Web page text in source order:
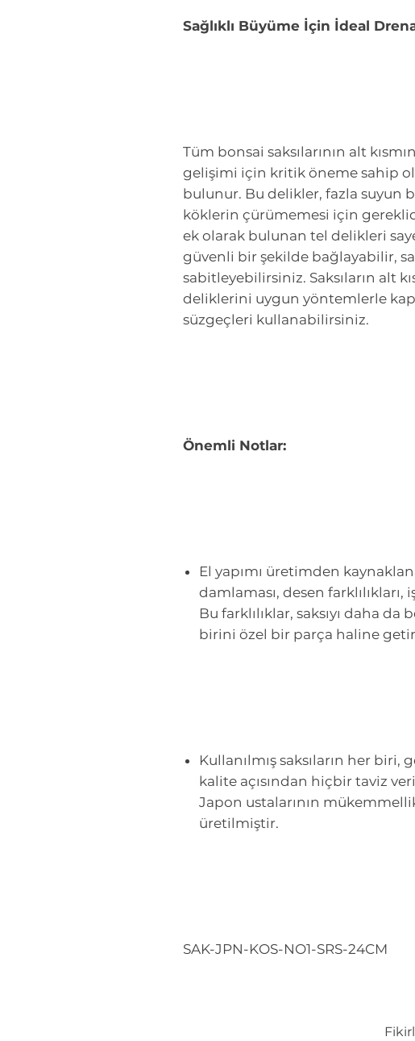
Sağlıklı Büyüme İçin İdeal
Tüm bonsai saksılarının alt
gelişimi için kritik öneme sahip
bulunur. Bu delikler, fazla suyun
köklerin çürümemesi için
ek olarak bulunan tel delikleri
güvenli bir şekilde bağlayabilir,
sabitleyebilirsiniz. Saksıların alt
deliklerini uygun yöntemlerle
süzgeçleri kullanabilirsiniz.
Önemli Notlar:
El yapımı üretimden
damlaması, desen
Bu farklılıklar, saksıyı daha da
birini özel bir parça haline
Kullanılmış saksıların her biri,
kalite açısından hiçbir taviz
Japon ustalarının
üretilmiştir.
SAK-JPN-KOS-NO1-SRS-24CM